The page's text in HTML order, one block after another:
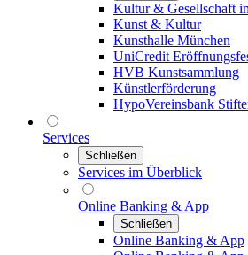
Kultur & Gesellschaft
Kunst & Kultur
Kunsthalle München
UniCredit
HVB Kunstsammlung
Künstlerförderung
HypoVereinsbank
Services
Schließen
Services im Überblick
Online Banking & App
Schließen
Online Banking & App